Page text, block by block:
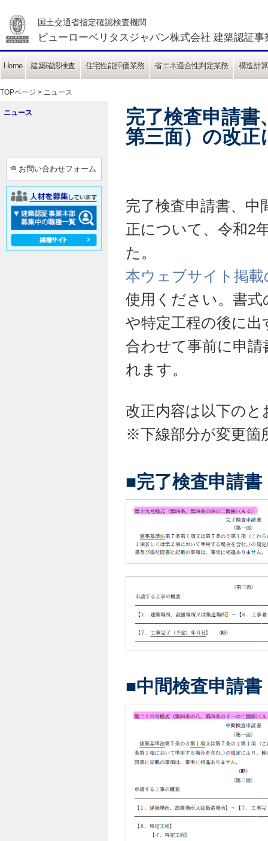
国土交通省指定確認検査機関
ビューローベリタスジャパン株式会社 建築認証事
Home 建築確認検査 住宅性能評価業務 省エネ適合性判定業務 構造計
TOPページ > ニュース
ニュース
お問い合わせフォーム
完了検査申請書
第三面）の改正
完了検査申請書、中
正について、令和2
た。
本ウェブサイト掲載
使用ください。書
や特定工程の後に
合わせて事前に申
れます。
改正内容は以下のと
※下線部分が変更箇
■完了検査申請書
■中間検査申請書